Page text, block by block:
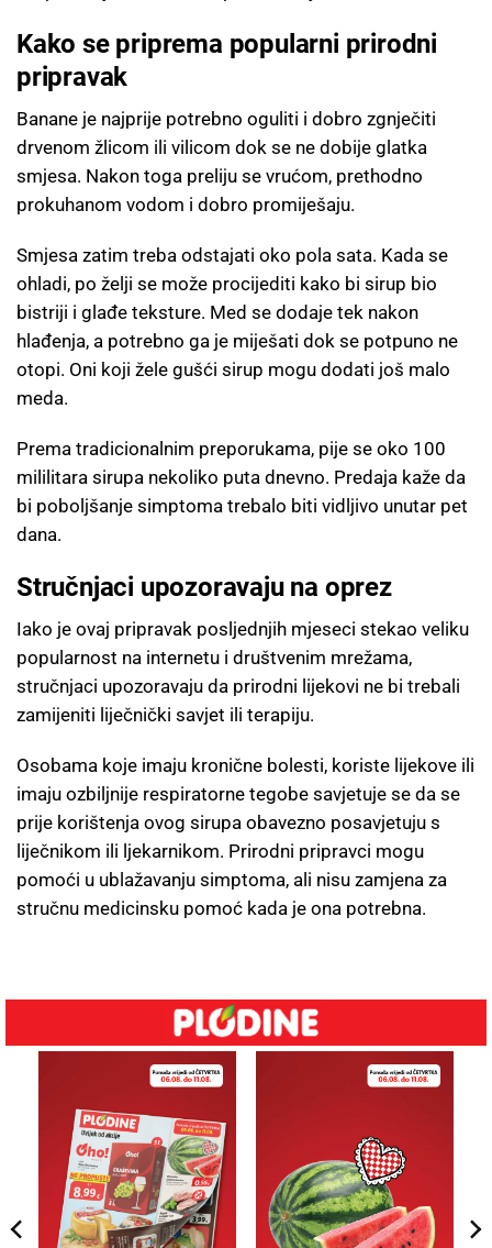
Kako se priprema popularni prirodni
pripravak
Banane je najprije potrebno oguliti i dobro zgnječiti
drvenom žlicom ili vilicom dok se ne dobije glatka
smjesa. Nakon toga preliju se vrućom, prethodno
prokuhanom vodom i dobro promiješaju.
Smjesa zatim treba odstajati oko pola sata. Kada se
ohladi, po želji se može procijediti kako bi sirup bio
bistriji i glađe teksture. Med se dodaje tek nakon
hlađenja, a potrebno ga je miješati dok se potpuno ne
otopi. Oni koji žele gušći sirup mogu dodati još malo
meda.
Prema tradicionalnim preporukama, pije se oko 100
mililitara sirupa nekoliko puta dnevno. Predaja kaže da
bi poboljšanje simptoma trebalo biti vidljivo unutar pet
dana.
Stručnjaci upozoravaju na oprez
Iako je ovaj pripravak posljednjih mjeseci stekao veliku
popularnost na internetu i društvenim mrežama,
stručnjaci upozoravaju da prirodni lijekovi ne bi trebali
zamijeniti liječnički savjet ili terapiju.
Osobama koje imaju kronične bolesti, koriste lijekove ili
imaju ozbiljnije respiratorne tegobe savjetuje se da se
prije korištenja ovog sirupa obavezno posavjetuju s
liječnikom ili ljekarnikom. Prirodni pripravci mogu
pomoći u ublažavanju simptoma, ali nisu zamjena za
stručnu medicinsku pomoć kada je ona potrebna.